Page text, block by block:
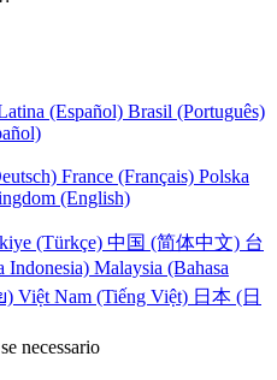
(Español) Brasil (Português)
France (Français) Polska
(English)
(Türkçe) 中国 (简体中文) 台
Indonesia) Malaysia (Bahasa
) Việt Nam (Tiếng Việt) 日本 (日
necessario